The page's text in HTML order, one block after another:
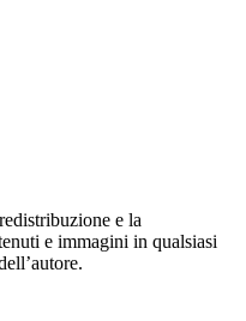
e la
e immagini in qualsiasi